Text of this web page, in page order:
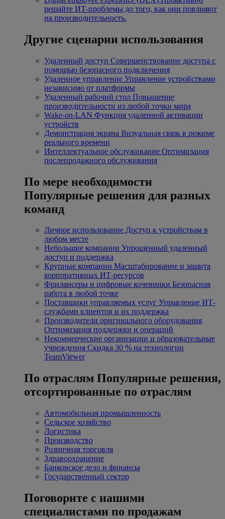
решайте ИТ-проблемы до того, как они повлияют
на производительность.
Другие сценарии использования
Удаленный доступ Совершенствование доступа с
помощью безопасного подключения
Удаленное управление Управление устройствами
независимо от платформы
Удаленный рабочий стол Повышение
производительности из любой точки мира
Wake-on-LAN Функция удаленной активации
устройств
Демонстрация экрана Визуальная связь в режиме
реального времени
Интеллектуальное обслуживание Оптимизация
послепродажного обслуживания
По мере необходимости
Популярные решения для разных
команд
Личное использование Доступ к устройствам в
любом месте
Небольшие компании Упрощенный удаленный
доступ и поддержка
Крупные компании Масштабирование и защита
корпоративных ИТ-ресурсов
Фрилансеры и цифровые кочевники Безопасная
работа в любой точке
Поставщики управляемых услуг Управление ИТ-
службами клиентов и их поддержка
Производители оригинального оборудования
Оптимизация поддержки и операций
Некоммерческие организации и образовательные
учреждения Скидка 30 % на технологии
TeamViewer
По отраслям Популярные решения,
отсортированные по отраслям
Автомобильная промышленность
Сельское хозяйство
Логистика
Производство
Розничная торговля
Здравоохранение
Банковское дело и финансы
Государственный сектор
Поговорите с нашими
специалистами по продажам